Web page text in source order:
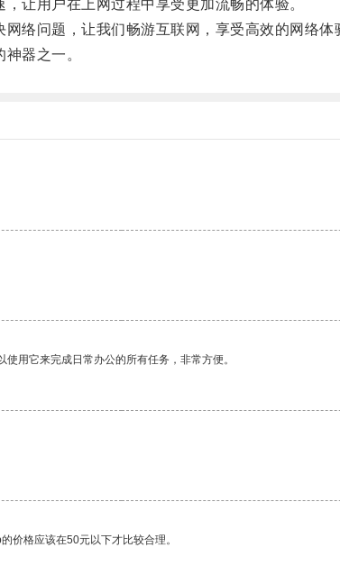
用户在上网过程中享受更加流畅的体验。
问题，让我们畅游互联网，享受高效的网络体
器之一。
用它来完成日常办公的所有任务，非常方便。
价格应该在50元以下才比较合理。